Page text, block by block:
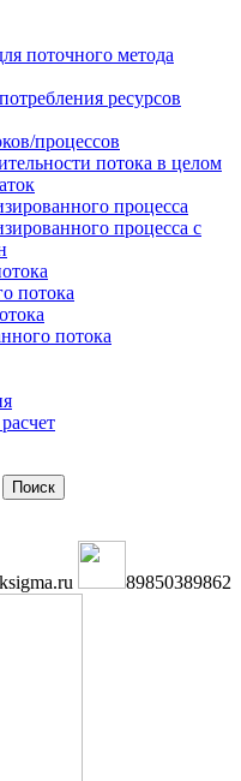
поточного метода
ресурсов
процессов
потока в целом
процесса
процесса с
потока
потока
89850389862